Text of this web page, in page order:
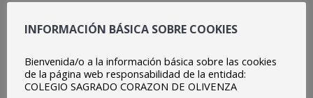
INFORMACIÓN BÁSICA SOBRE COOKIES
Bienvenida/o a la información básica sobre las cookies
de la página web responsabilidad de la entidad:
COLEGIO SAGRADO CORAZON DE OLIVENZA